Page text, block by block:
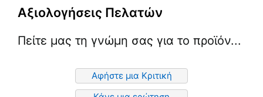
Αξιολογήσεις Πελατών
Πείτε μας τη γνώμη σας για το προϊόν...
Αφήστε μια Κριτική